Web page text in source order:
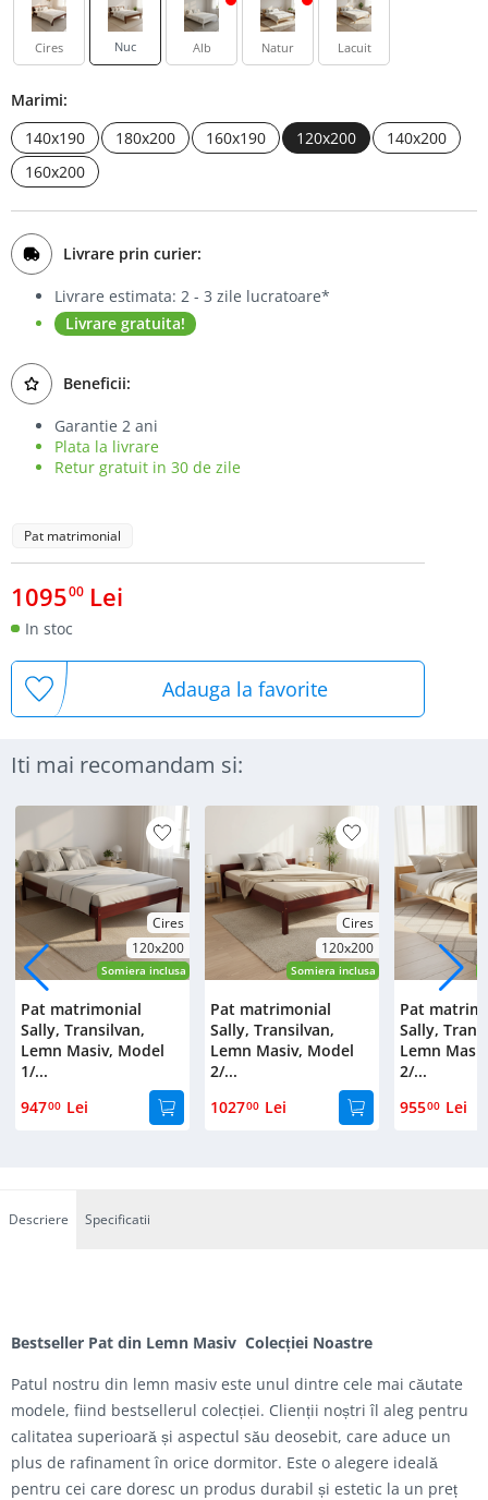
Cires Nuc Alb Natur Lacuit
Marimi:
140x190
180x200 160x190 120x200
140x200
160x200
Livrare prin curier:
Livrare estimata: 2 - 3 zile lucratoare*
Livrare gratuita!
Beneficii:
Garantie 2 ani
Plata la livrare
Retur gratuit in 30 de zile
Pat matrimonial
109500 Lei
In stoc
Adauga la favorite
Iti mai recomandam si:
Cires
120x200
Somiera inclusa
Pat matrimonial
Sally, Transilvan,
Lemn Masiv, Model
1/...
94700 Lei
Cires
120x200
Somiera inclusa
Pat matrimonial
Sally, Transilvan,
Lemn Masiv, Model
2/...
102700 Lei
Pat
Sally,
Lemn
2/...
95500 Lei
Descriere Specificatii
Bestseller Pat din Lemn Masiv Colecției Noastre
Patul nostru din lemn masiv este unul dintre cele mai căutate
modele, fiind bestsellerul colecției. Clienții noștri îl aleg pentru
calitatea superioară și aspectul său deosebit, care aduce un
plus de rafinament în orice dormitor. Este o alegere ideală
pentru cei care doresc un produs durabil și estetic la un preț
Bufet
Biblioteca
Comode